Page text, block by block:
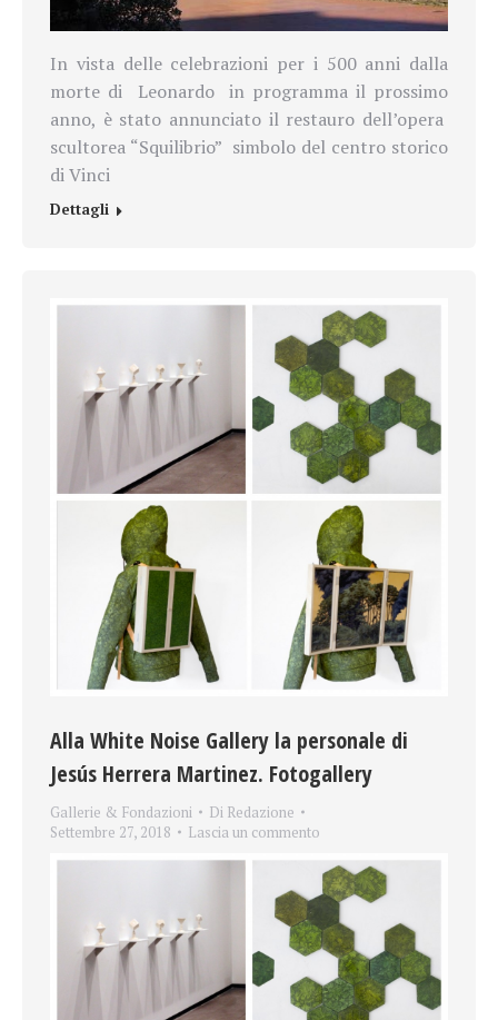
In vista delle celebrazioni per i 500 anni dalla
morte di Leonardo in programma il prossimo
anno, è stato annunciato il restauro dell’opera
scultorea “Squilibrio” simbolo del centro storico
di Vinci
Dettagli
Alla White Noise Gallery la personale di
Jesús Herrera Martinez. Fotogallery
Gallerie & Fondazioni Di Redazione
Settembre 27, 2018
Lascia un commento